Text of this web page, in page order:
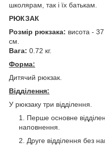
школярам, так і їх батькам.
РЮКЗАК
Розмір рюкзака: висота -
см.
Вага: 0.72 кг.
Форма:
Дитячий рюкзак.
Відділення:
У рюкзаку три відділення.
Перше основне
наповнення.
Друге відділення без